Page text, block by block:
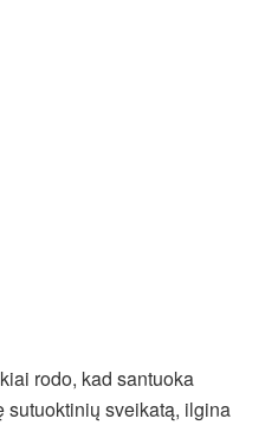
rodo, kad santuoka
sutuoktinių sveikatą, ilgina